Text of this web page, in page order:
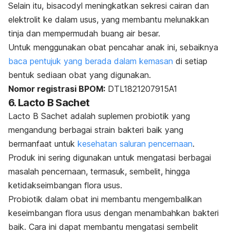
Selain itu, bisacodyl meningkatkan sekresi cairan dan
elektrolit ke dalam usus, yang membantu melunakkan
tinja dan mempermudah buang air besar.
Untuk menggunakan obat pencahar anak ini, sebaiknya
baca pentujuk yang berada dalam kemasan di setiap
bentuk sediaan obat yang digunakan.
Nomor registrasi BPOM: DTL1821207915A1
6. Lacto B Sachet
Lacto B Sachet adalah suplemen probiotik yang
mengandung berbagai strain bakteri baik yang
bermanfaat untuk kesehatan saluran pencernaan.
Produk ini sering digunakan untuk mengatasi berbagai
masalah pencernaan, termasuk, sembelit, hingga
ketidakseimbangan flora usus.
Probiotik dalam obat ini membantu mengembalikan
keseimbangan flora usus dengan menambahkan bakteri
baik. Cara ini dapat membantu mengatasi sembelit